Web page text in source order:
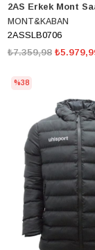
MONT&KABAN
2ASSLB0706
₺7.359,98
%38